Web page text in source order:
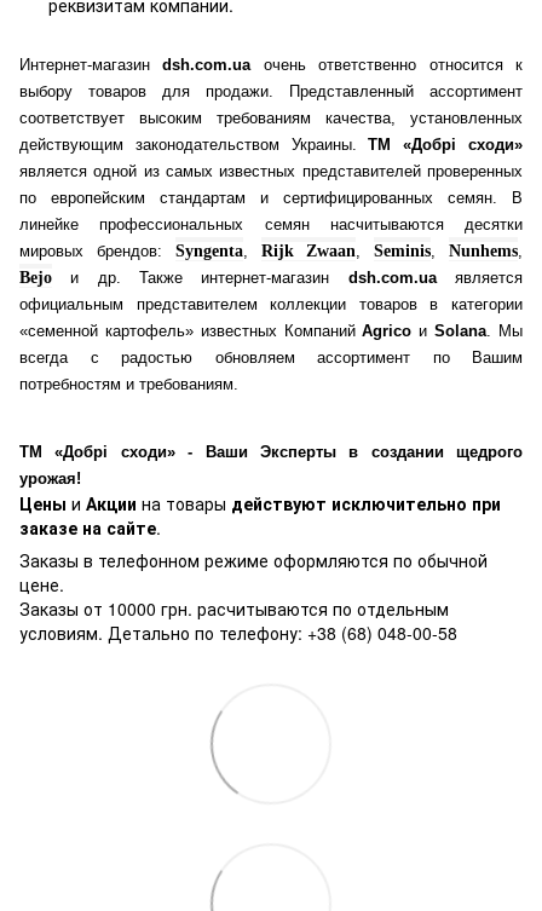
Интернет-магазинdsh.com.ua очень ответственно относится к
выбору товаров для продажи. Представленный ассортимент
соответствует высоким требованиям качества, установленных
действующим законодательством Украины.ТМ «Добрі сходи»
является одной из самых известных представителей проверенных
по европейским стандартам и сертифицированных семян. В
линейке профессиональных семян насчитываются десятки
мировых брендов: Syngenta, Rijk Zwaan ,Seminis ,Nunhems
Bejo и др. Также интернет-магазин dsh.com.uaявляется
официальным представителем коллекции товаров в категории
«семенной картофель» известных КомпанийAgrico иSolana . Мы
всегда с радостью обновляем ассортимент по Вашим
потребностям и требованиям.
ТМ «Добрі сходи» - Ваши Эксперты в создании щедрого
урожая!
Цены и Акции на товары действуют исключительно при
заказе на сайте.
Заказы в телефонном режиме оформляются по обычной
цене.
Заказы от 10000 грн. расчитываются по отдельным
условиям. Детально по телефону: +38 (68) 048-00-58